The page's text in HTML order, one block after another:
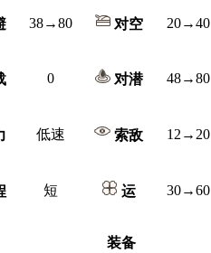
38→80 对空 20→40
0 对潜 48→80
低速 索敌 12→20
短 运 30→60
装备